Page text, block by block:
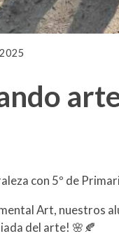
con 5º de
Art, nuestros
del arte! 🌸🍂